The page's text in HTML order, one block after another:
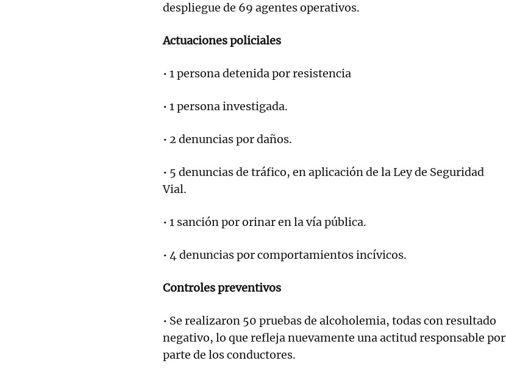
despliegue de 69 agentes operativos.
Actuaciones policiales
• 1 persona detenida por resistencia
• 1 persona investigada.
• 2 denuncias por daños.
• 5 denuncias de tráfico, en aplicación de la Ley de Seguridad
Vial.
• 1 sanción por orinar en la vía pública.
• 4 denuncias por comportamientos incívicos.
Controles preventivos
• Se realizaron 50 pruebas de alcoholemia, todas con resultado
negativo, lo que refleja nuevamente una actitud responsable por
parte de los conductores.